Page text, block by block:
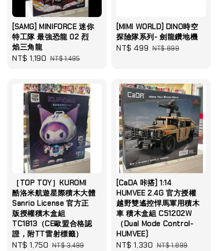
[SAMG] MINIFORCE 迷你
特工隊 最強恐龍 02 烈
焰三角龍
Sale
NT$ 1,190 Regular
NT$ 1,495
[MIMI WORLD] DINO時空
探險隊系列- 劍龍鑽地機
Sale
NT$ 499 Regular
NT$ 899
［TOP TOY］KUROMI
酷洛米航遊星際積木大體
Sanrio License 官方正
版授權積木盒組
TC1813（CE歐盟合格認
證，附TT雷射標籤）
Sale
NT$ 1,750 Regular
NT$ 3,499
[CaDA 咔搭] 1:14
HUMVEE 2.4G 官方授權
越野雙遙控悍馬軍用積木
車 積木盒組 C51202W
（Dual Mode Control-
HUMVEE)
Sale
NT$ 1,330 Regular
NT$ 1,899